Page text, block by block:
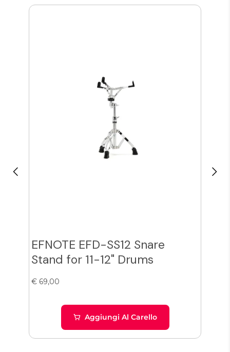
EFNOTE EFD-SS12 Snare
Stand for 11-12" Drums
€ 69,00
Aggiungi Al Carello